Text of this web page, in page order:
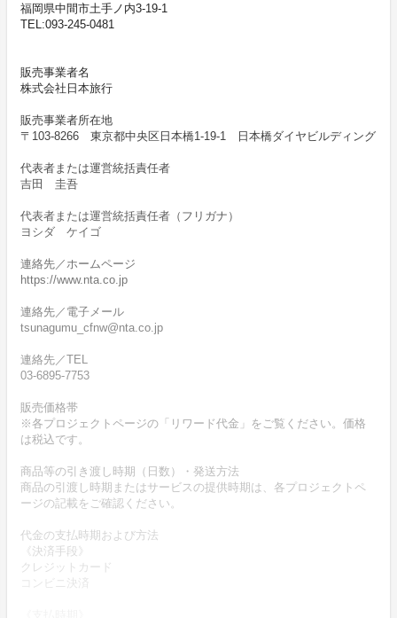
福岡県中間市土手ノ内3-19-1
TEL:093-245-0481
販売事業者名
株式会社日本旅行
販売事業者所在地
〒103-8266 東京都中央区日本橋1-19-1 日本橋ダイヤビルディング
代表者または運営統括責任者
吉田 圭吾
代表者または運営統括責任者（フリガナ）
ヨシダ ケイゴ
連絡先／ホームページ
https://www.nta.co.jp
連絡先／電子メール
tsunagumu_cfnw@nta.co.jp
連絡先／TEL
03-6895-7753
販売価格帯
※各プロジェクトページの「リワード代金」をご覧ください。価格
は税込です。
商品等の引き渡し時期（日数）・発送方法
商品の引渡し時期またはサービスの提供時期は、各プロジェクトペ
ージの記載をご確認ください。
代金の支払時期および方法
《決済手段》
クレジットカード
コンビニ決済